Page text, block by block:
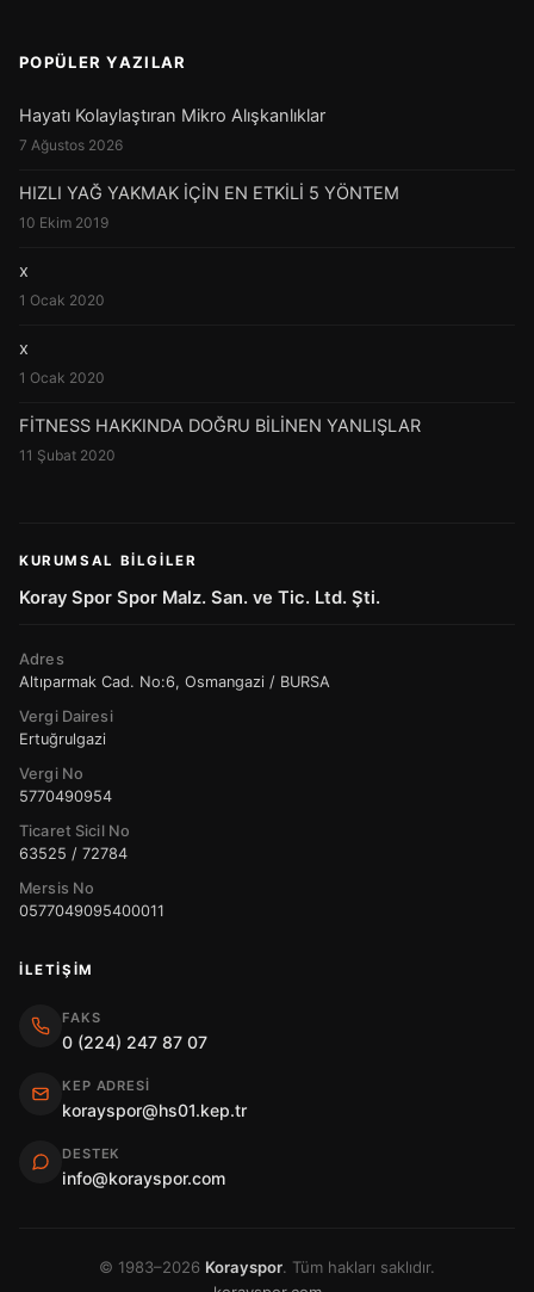
POPÜLER YAZILAR
Hayatı Kolaylaştıran Mikro Alışkanlıklar
7 Ağustos 2026
HIZLI YAĞ YAKMAK İÇİN EN ETKİLİ 5 YÖNTEM
10 Ekim 2019
x
1 Ocak 2020
x
1 Ocak 2020
FİTNESS HAKKINDA DOĞRU BİLİNEN YANLIŞLAR
11 Şubat 2020
KURUMSAL BILGILER
Koray Spor Spor Malz. San. ve Tic. Ltd. Şti.
Adres
Altıparmak Cad. No:6, Osmangazi / BURSA
Vergi Dairesi
Ertuğrulgazi
Vergi No
5770490954
Ticaret Sicil No
63525 / 72784
Mersis No
0577049095400011
İLETIŞIM
FAKS
0 (224) 247 87 07
KEP ADRESI
korayspor@hs01.kep.tr
DESTEK
info@korayspor.com
© 1983–2026 Korayspor. Tüm hakları saklıdır.